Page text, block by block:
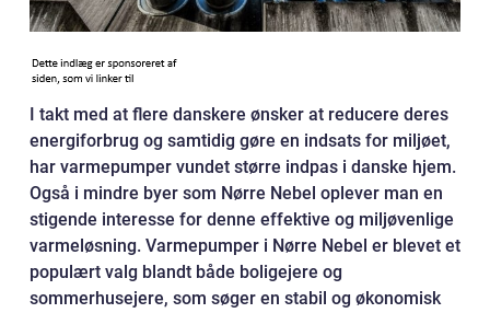
I takt med at flere danskere ønsker at reducere deres
energiforbrug og samtidig gøre en indsats for miljøet,
har varmepumper vundet større indpas i danske hjem.
Også i mindre byer som Nørre Nebel oplever man en
stigende interesse for denne effektive og miljøvenlige
varmeløsning. Varmepumper i Nørre Nebel er blevet et
populært valg blandt både boligejere og
sommerhusejere, som søger en stabil og økonomisk